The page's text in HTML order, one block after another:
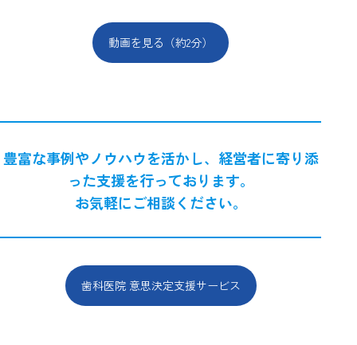
動画を見る（約2分）
豊富な事例やノウハウを活かし、経営者に寄り添
った支援を行っております。
お気軽にご相談ください。
歯科医院 意思決定支援サービス